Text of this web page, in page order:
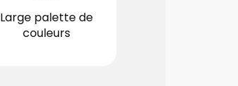
Large palette de
couleurs